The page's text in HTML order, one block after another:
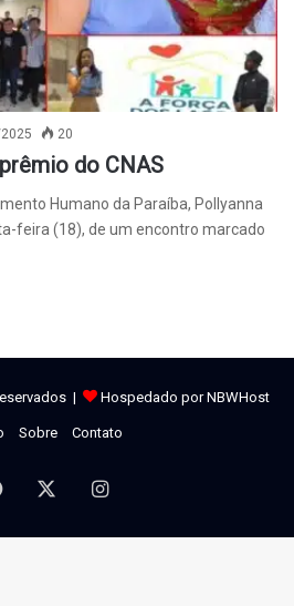
20
do CNAS
Humano da Paraíba, Pollyanna
feira (18), de um encontro marcado
| Hospedado por NBWHost
Sobre Contato
Facebook Instagram